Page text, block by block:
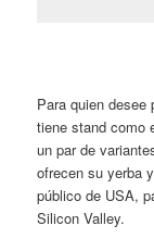
Para quien desee
tiene stand como
un par de
ofrecen su yerba
público de USA,
Silicon Valley.